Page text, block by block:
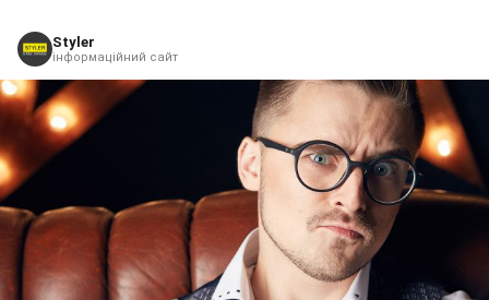
Styler
інформаційний сайт